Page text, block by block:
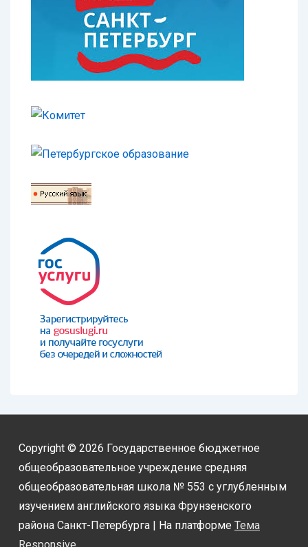
Copyright © 2026 Государственное бюджетное
общеобразовательное учреждение средняя
общеобразовательная школа № 553 с углубленным
изучением английского языка Фрунзенского
района Санкт-Петербурга
| На платформе Тема